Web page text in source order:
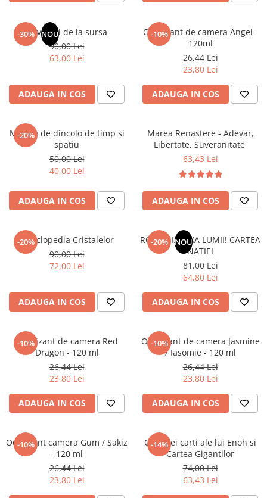
MedConnect
Medicina & Farmacie
Medicina Pentru Toti
SealfHealing
Sport
Terapii Alternative
AudioBook
Beletristica
Carti erotice
Adult
Crime, Thriller, Mistery
Literatura Romana
Literatura Universala
Poezie
Romane de dragoste, Carti
romantice
Senzatii/Dragoste
Senzatii/Erotic
Senzatii/Suspans
Senzatii/Thriller
SF & Fantasy
Teatru
Teens Book Club
-30% NOU
Revelatii de la sursa
90,00 Lei
63,00 Lei
ADAUGA IN COS
-10%
Odorizant de camera Angel -
120ml
26,44 Lei
23,80 Lei
ADAUGA IN COS
-20%
Mesaje de dincolo de timp si
spatiu
50,00 Lei
40,00 Lei
ADAUGA IN COS
Marea Renastere - Adevar,
Libertate, Suveranitate
63,43 Lei
ADAUGA IN COS
-20%
Enciclopedia Cristalelor
90,00 Lei
72,00 Lei
ADAUGA IN COS
-20% NOU
ROMANIA, AXA LUMII! CARTEA
NATIEI
81,00 Lei
64,80 Lei
ADAUGA IN COS
-10%
Odorizant de camera Red
Dragon - 120 ml
26,44 Lei
23,80 Lei
ADAUGA IN COS
-10%
Odorizant de camera Jasmine
/ Iasomie - 120 ml
26,44 Lei
23,80 Lei
ADAUGA IN COS
-10%
Odorizant camera Gum / Sakiz
- 120 ml
26,44 Lei
23,80 Lei
-14%
Cele trei carti ale lui Enoh si
Cartea Gigantilor
74,00 Lei
63,43 Lei